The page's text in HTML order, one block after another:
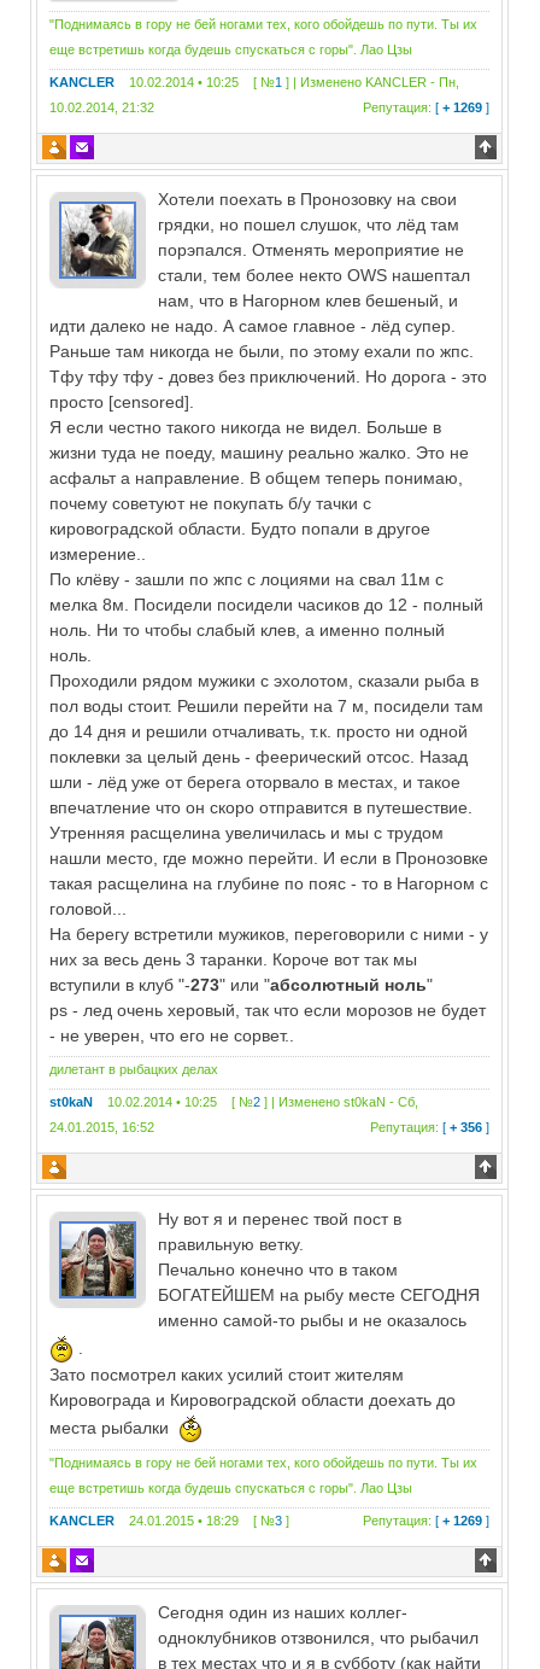
"Поднимаясь в гору не бей ногами тех, кого обойдешь по пути. Ты их
еще встретишь когда будешь спускаться с горы". Лао Цзы
KANCLER 10.02.2014 • 10:25 [ №1 ] | Изменено KANCLER -Пн,
10.02.2014, 21:32
Репутация: [+ 1269 ]
Хотели поехать в Пронозовку на свои
грядки, но пошел слушок, что лёд там
порэпался. Отменять мероприятие не
стали, тем более некто OWS нашептал
нам, что в Нагорном клев бешеный, и
идти далеко не надо. А самое главное - лёд супер.
Раньше там никогда не были, по этому ехали по жпс.
Тфу тфу тфу - довез без приключений. Но дорога - это
просто [censored].
Я если честно такого никогда не видел. Больше в
жизни туда не поеду, машину реально жалко. Это не
асфальт а направление. В общем теперь понимаю,
почему советуют не покупать б/у тачки с
кировоградской области. Будто попали в другое
измерение..
По клёву - зашли по жпс с лоциями на свал 11м с
мелка 8м. Посидели посидели часиков до 12 - полный
ноль. Ни то чтобы слабый клев, а именно полный
ноль.
Проходили рядом мужики с эхолотом, сказали рыба в
пол воды стоит. Решили перейти на 7 м, посидели там
до 14 дня и решили отчаливать, т.к. просто ни одной
поклевки за целый день - феерический отсос. Назад
шли - лёд уже от берега оторвало в местах, и такое
впечатление что он скоро отправится в путешествие.
Утренняя расщелина увеличилась и мы с трудом
нашли место, где можно перейти. И если в Пронозовке
такая расщелина на глубине по пояс - то в Нагорном с
головой...
На берегу встретили мужиков, переговорили с ними - у
них за весь день 3 таранки. Короче вот так мы
вступили в клуб "-273" или "абсолютный ноль"
ps - лед очень херовый, так что если морозов не будет
- не уверен, что его не сорвет..
дилетант в рыбацких делах
st0kaN 10.02.2014 • 10:25 [ №2 ] | Измененоst0kaN -Сб,
24.01.2015, 16:52
Репутация: [+ 356 ]
Ну вот я и перенес твой пост в
правильную ветку.
Печально конечно что в таком
БОГАТЕЙШЕМ на рыбу месте СЕГОДНЯ
именно самой-то рыбы и не оказалось
Зато посмотрел каких усилий стоит жителям
Кировограда и Кировоградской области доехать до
места рыбалки
"Поднимаясь в гору не бей ногами тех, кого обойдешь по пути. Ты их
еще встретишь когда будешь спускаться с горы". Лао Цзы
KANCLER 24.01.2015 • 18:29 [ №3 ] Репутация: [+ 1269 ]
Сегодня один из наших коллег-
одноклубников отзвонился, что рыбачил
в тех местах что и я в субботу (как найти